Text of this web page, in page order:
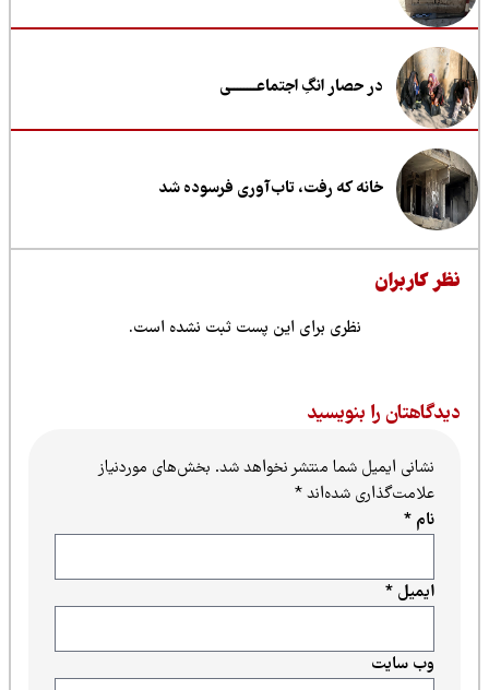
در حصار انگِ اجتماعــــــــی
خانه که رفت، تاب‌آوری فرسوده شد
کاربران
نظری برای این پست ثبت نشده است.
را بنویسید
نشانی ایمیل شما منتشر نخواهد شد.بخش‌های موردنیاز
علامت‌گذاری شده‌اند*
ایمیل*
وب‌ سایت